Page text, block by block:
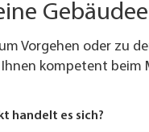
Vorgehen oder zu
kompetent beim
handelt es sich?